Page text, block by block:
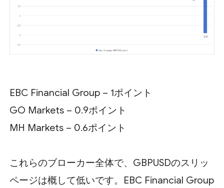
EBC Financial Group – 1ポイント
GO Markets – 0.9ポイント
MH Markets – 0.6ポイント
これらのブローカー全体で、GBPUSDのスリッ
ページは概して低いです。EBC Financial Group